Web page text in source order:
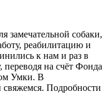
замечательной собаки,
реабилитацию и
к нам и раз в
переводя на счёт Фонда
Умки. В
Подробности